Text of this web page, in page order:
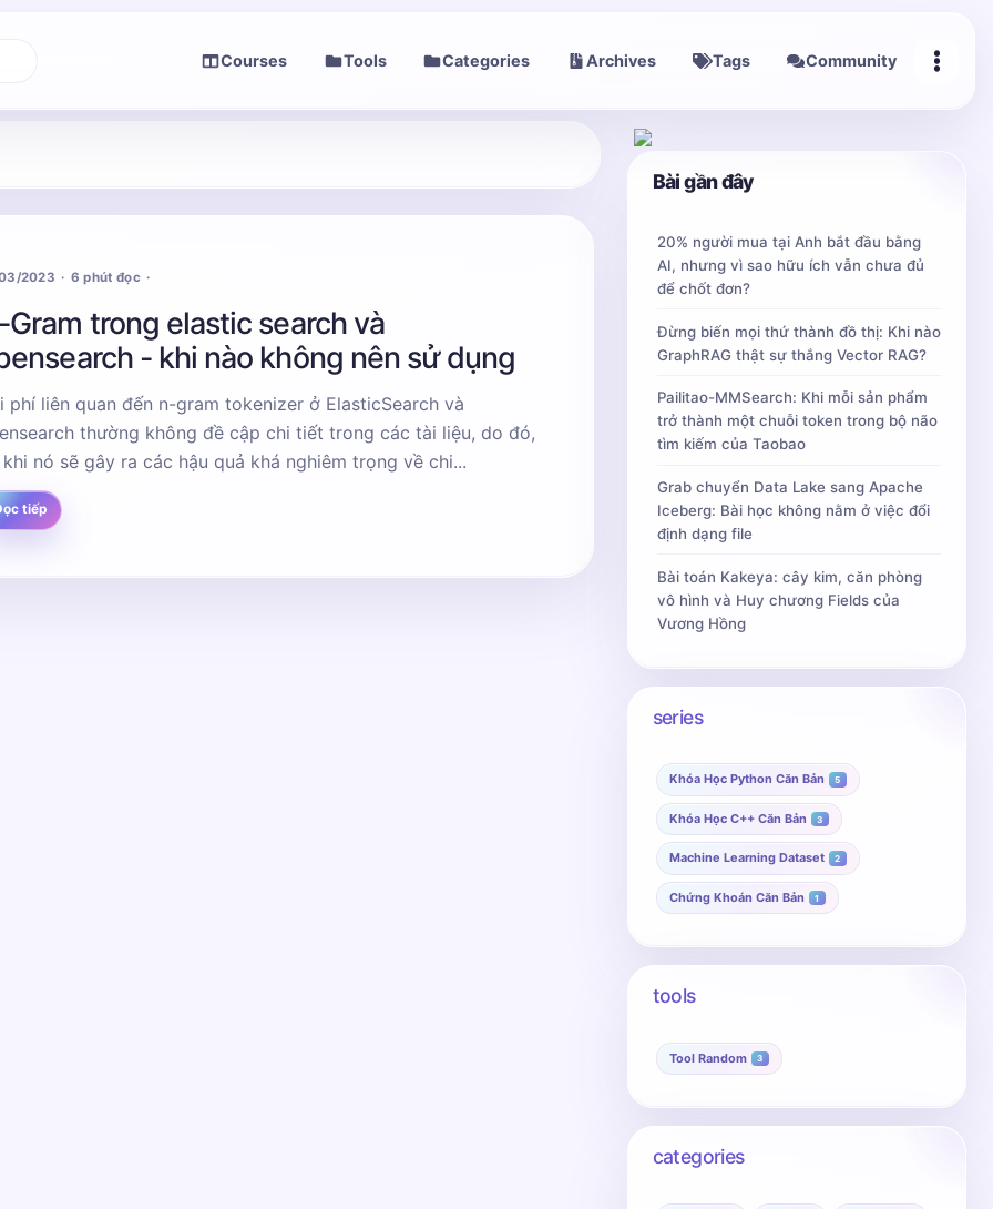
Courses Tools Categories Archives Tags Community
2023 6 phút đọc
Gram trong elastic search và
- khi nào không nên sử dụng
phí liên quan đến n-gram tokenizer ở ElasticSearch và
thường không đề cập chi tiết trong các tài liệu, do đó,
nó sẽ gây ra các hậu quả khá nghiêm trọng về chi...
tiếp
Bài gần đây
20% người mua tại Anh bắt đầu bằng
AI, nhưng vì sao hữu ích vẫn chưa đủ
để chốt đơn?
Đừng biến mọi thứ thành đồ thị: Khi nào
GraphRAG thật sự thắng Vector RAG?
Pailitao-MMSearch: Khi mỗi sản phẩm
trở thành một chuỗi token trong bộ não
tìm kiếm của Taobao
Grab chuyển Data Lake sang Apache
Iceberg: Bài học không nằm ở việc đổi
định dạng file
Bài toán Kakeya: cây kim, căn phòng
vô hình và Huy chương Fields của
Vương Hồng
series
Khóa Học Python Căn Bản 5
Khóa Học C++ Căn Bản 3
Machine Learning Dataset 2
Chứng Khoán Căn Bản 1
tools
Tool Random 3
categories